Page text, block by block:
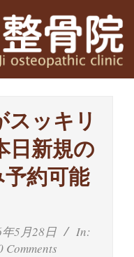
スッキリ
日新規の
約可能
5月28日
In:
Comments